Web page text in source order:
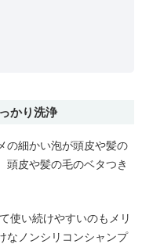
かり洗浄
の細かい泡が頭皮や髪の
頭皮や髪の毛のベタつき
使い続けやすいのもメリ
なノンシリコンシャンプ